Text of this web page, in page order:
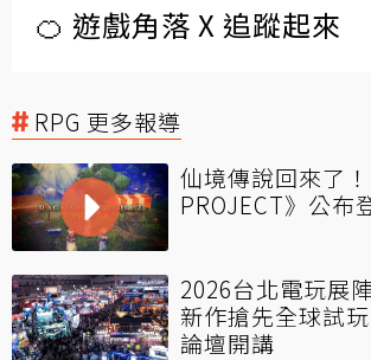
🍊 遊戲角落 X 追蹤起來
RPG 更多報導
仙境傳說回來了！
PROJECT》公布
2026台北電玩展
新作搶先全球試
論壇開講